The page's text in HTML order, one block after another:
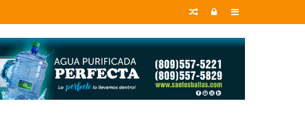
Sidebar
Entrar
Random